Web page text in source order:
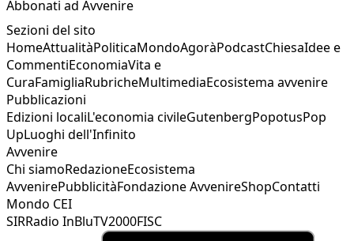
Abbonati ad Avvenire
Sezioni del sito
HomeAttualitàPoliticaMondoAgoràPodcastChiesaIdee e
CommentiEconomiaVita e
CuraFamigliaRubricheMultimediaEcosistema avvenire
Pubblicazioni
Edizioni localiL'economia civileGutenbergPopotusPop
UpLuoghi dell'Infinito
Avvenire
Chi siamoRedazioneEcosistema
AvvenirePubblicitàFondazione AvvenireShopContatti
Mondo CEI
SIRRadio InBluTV2000FISC